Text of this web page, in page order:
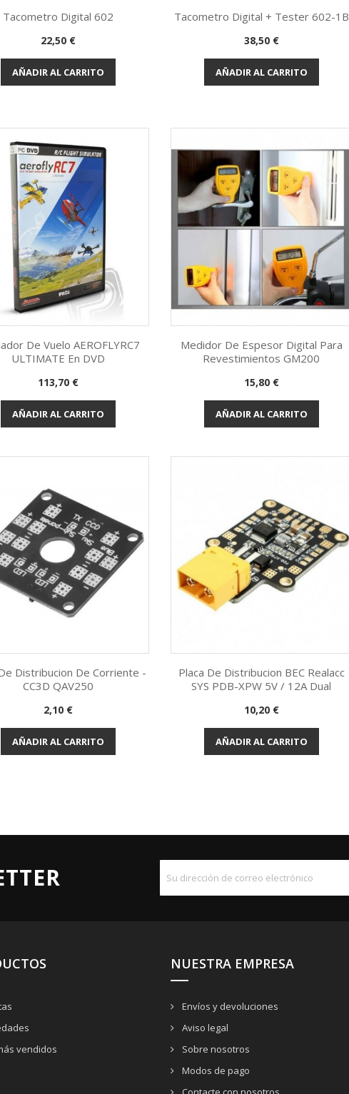
Tacometro Digital 602
Precio
22,50 €
AÑADIR AL CARRITO
Tacometro Digital + Tester 602-1B
Precio
38,50 €
AÑADIR AL CARRITO
Vista rápida
De Vuelo AEROFLYRC7
ULTIMATE En DVD
Precio
113,70 €
AÑADIR AL CARRITO
Vista rápida
Medidor De Espesor Digital Para
Revestimientos GM200
Precio
15,80 €
AÑADIR AL CARRITO
Vista rápida
Distribucion De Corriente -
CC3D QAV250
Precio
2,10 €
AÑADIR AL CARRITO
Vista rápida
Placa De Distribucion BEC Realacc
SYS PDB-XPW 5V / 12A Dual
Precio
10,20 €
AÑADIR AL CARRITO
vendidos
NUESTRA EMPRESA
Envíos y devoluciones
Aviso legal
Sobre nosotros
Modos de pago